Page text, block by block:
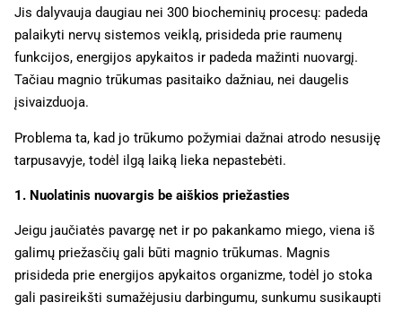
Jis dalyvauja daugiau nei 300 biocheminių procesų: padeda
palaikyti nervų sistemos veiklą, prisideda prie raumenų
funkcijos, energijos apykaitos ir padeda mažinti nuovargį.
Tačiau magnio trūkumas pasitaiko dažniau, nei daugelis
įsivaizduoja.
Problema ta, kad jo trūkumo požymiai dažnai atrodo nesusiję
tarpusavyje, todėl ilgą laiką lieka nepastebėti.
1. Nuolatinis nuovargis be aiškios priežasties
Jeigu jaučiatės pavargę net ir po pakankamo miego, viena iš
galimų priežasčių gali būti magnio trūkumas. Magnis
prisideda prie energijos apykaitos organizme, todėl jo stoka
gali pasireikšti sumažėjusiu darbingumu, sunkumu susikaupti